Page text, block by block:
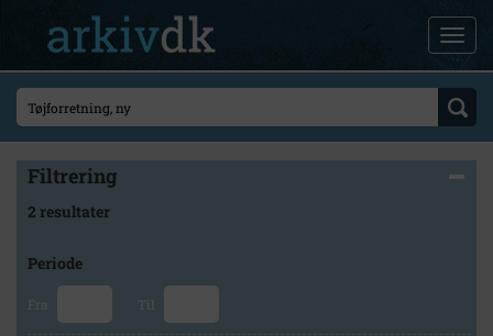
Filtrering
2 resultater
Periode
Fra Til